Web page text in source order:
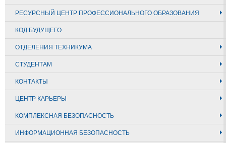
РЕСУРСНЫЙ ЦЕНТР ПРОФЕССИОНАЛЬНОГО ОБРАЗОВАНИЯ
КОД БУДУЩЕГО
ОТДЕЛЕНИЯ ТЕХНИКУМА
СТУДЕНТАМ
КОНТАКТЫ
ЦЕНТР КАРЬЕРЫ
КОМПЛЕКСНАЯ БЕЗОПАСНОСТЬ
ИНФОРМАЦИОННАЯ БЕЗОПАСНОСТЬ